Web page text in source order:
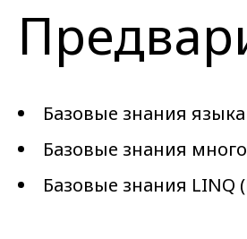
Базовые знания
Базовые знания
Базовые знания LINQ